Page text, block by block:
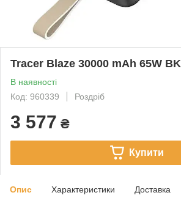
Tracer Blaze 30000 mAh 65W BK
В наявності
Код: 960339
Роздріб
3 577 ₴
Купити
Опис Характеристики Доставка